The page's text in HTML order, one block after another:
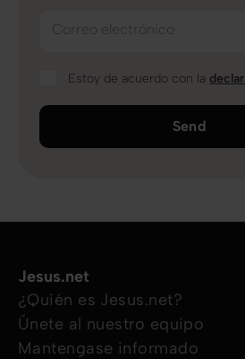
Correo electrónico
Estoy de acuerdo con la
Send
Jesus.net
¿Quién es Jesus.net?
Únete al nuestro equipo
Mantengase informado